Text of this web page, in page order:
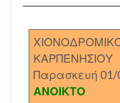
ΚΑΡΠΕΝΗΣΙΟΥ
Παρασκευή 01/
ΑΝΟΙΚΤΟ